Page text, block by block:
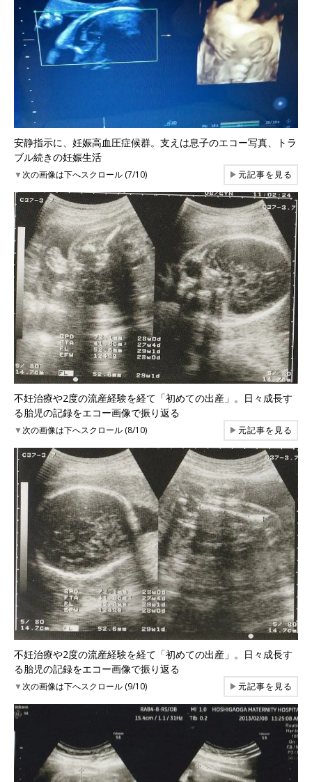
安静指示に、妊娠高血圧症候群。支えは息子のエコー写真、トラ
ブル続きの妊娠生活
▼次の画像は下へスクロール (7/10) ▶元記事を見る
不妊治療や2度の流産経験を経て「初めての出産」。日々成長す
る胎児の記録をエコー画像で振り返る
▼次の画像は下へスクロール (8/10) ▶元記事を見る
不妊治療や2度の流産経験を経て「初めての出産」。日々成長す
る胎児の記録をエコー画像で振り返る
▼次の画像は下へスクロール (9/10) ▶元記事を見る